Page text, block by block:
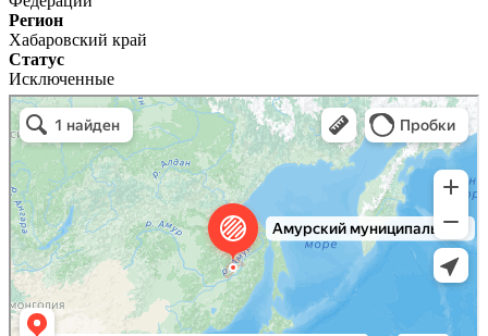
Регион
Хабаровский край
Статус
Исключенные